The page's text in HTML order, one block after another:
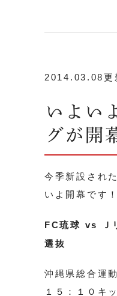
2014.03.08更
いよい
グが開
今季新設され
いよ開幕です！
FC琉球 vs Ｊ
選抜
沖縄県総合運
１５：１０キ